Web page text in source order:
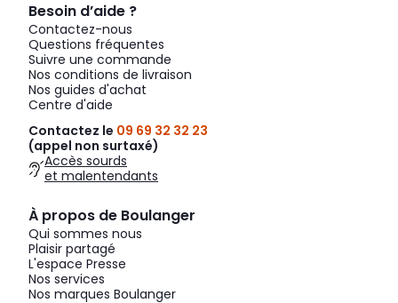
Besoin d’aide ?
Contactez-nous
Questions fréquentes
Suivre une commande
Nos conditions de livraison
Nos guides d'achat
Centre d'aide
Contactez le 09 69 32 32 23
(appel non surtaxé)
Accès sourds
et malentendants
À propos de Boulanger
Qui sommes nous
Plaisir partagé
L'espace Presse
Nos services
Nos marques Boulanger